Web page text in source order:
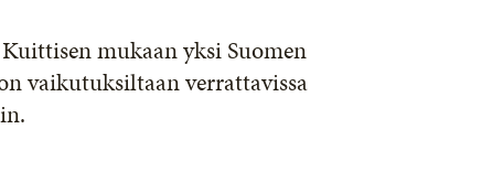
mukaan yksi Suomen
vaikutuksiltaan verrattavissa